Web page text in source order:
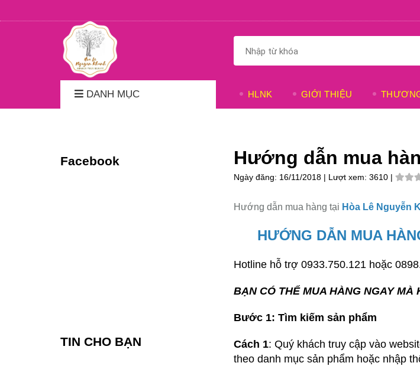
DANH MỤC HLNK GIỚI THIỆU
Hướng dẫn mua
Ngày đăng: 16/11/2018 | Lượt xem: 3610 |
Hướng dẫn mua hàng tại Hòa Lê Nguyễn
HƯỚNG DẪN MUA
Hotline hỗ trợ 0933.750.121 hoặc
BẠN CÓ THỂ MUA HÀNG NGAY
Bước 1: Tìm kiếm sản phẩm
Cách 1: Quý khách truy cập vào
theo danh mục sản phẩm hoặc nhập
Facebook
TIN CHO BẠN